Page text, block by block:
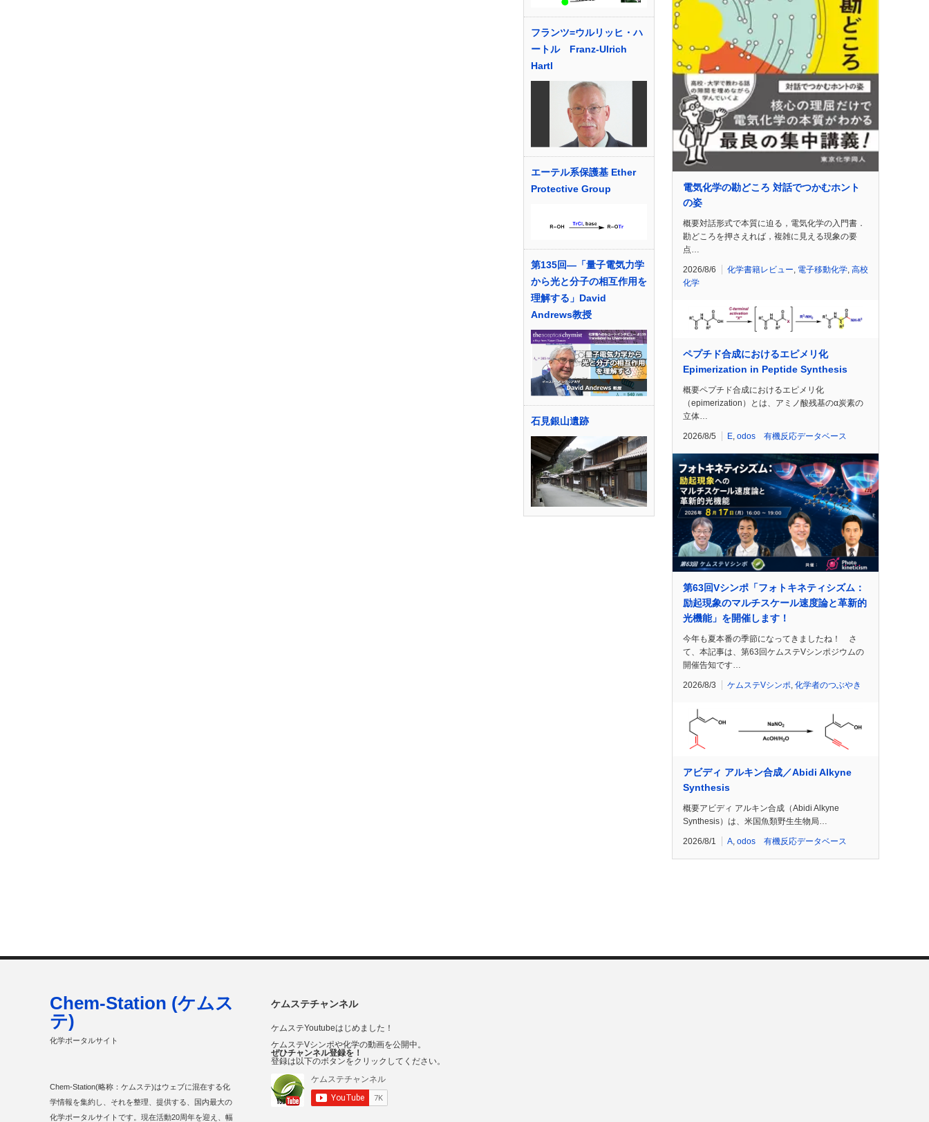
フランツ=ウルリッヒ・ハ
ートル Franz-Ulrich
Hartl
エーテル系保護基 Ether
Protective Group
第135回―「量子電気力学
から光と分子の相互作用を
理解する」David
Andrews教授
石見銀山遺跡
電気化学の勘どころ 対話でつかむホント
の姿
概要対話形式で本質に迫る，電気化学の入門書．
勘どころを押さえれば，複雑に見える現象の要
点…
2026/8/6 化学書籍レビュー 電子移動化学 高校
化学
ペプチド合成におけるエピメリ化
Epimerization in Peptide Synthesis
概要ペプチド合成におけるエピメリ化
（epimerization）とは、アミノ酸残基のα炭素の
立体…
2026/8/5 E odos 有機反応データベース
第63回Vシンポ「フォトキネティシズム：
励起現象のマルチスケール速度論と革新的
光機能」を開催します！
今年も夏本番の季節になってきましたね！ さ
て、本記事は、第63回ケムステVシンポジウムの
開催告知です…
2026/8/3 ケムステVシンポ, 化学者のつぶやき
アビディ アルキン合成／Abidi Alkyne
Synthesis
概要アビディ アルキン合成（Abidi Alkyne
Synthesis）は、米国魚類野生生物局…
2026/8/1 A, odos 有機反応データベース
ケムステチャンネル
ケムステYoutubeはじめました！
ケムステVシンポや化学の動画を公開中。
ぜひチャンネル登録を！
登録は以下のボタンをクリックしてください。
Chem-Station (ケムス
テ)
化学ポータルサイト
Chem-Station(略称：ケムステ)はウェブに混在する化
学情報を集約し、それを整理、提供する、国内最大の
化学ポータルサイトです。現在活動20周年を迎え、幅